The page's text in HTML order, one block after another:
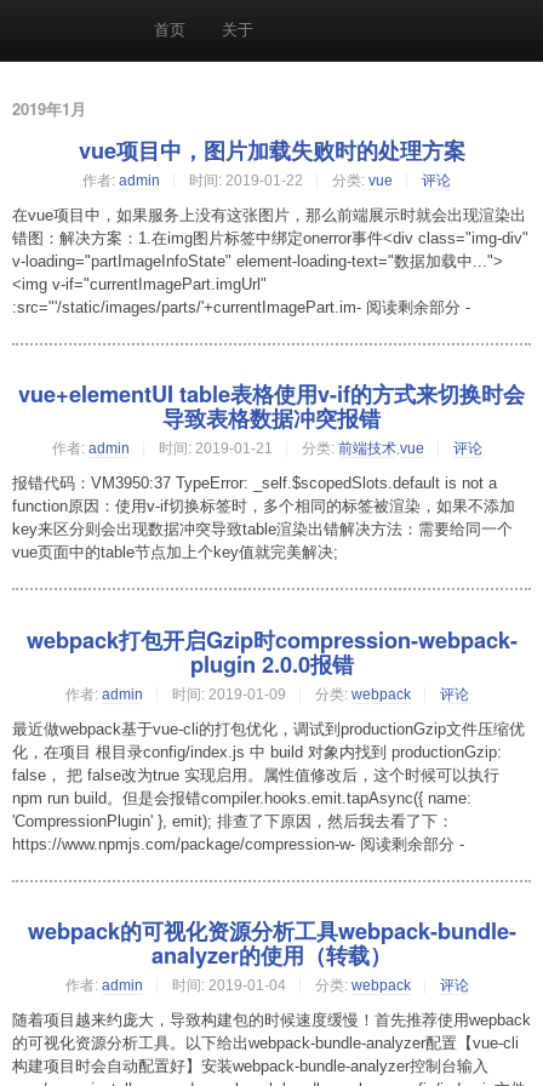
首页 关于
2019年1月
vue项目中，图片加载失败时的处理方案
作者: admin 时间: 2019-01-22 分类: vue 评论
在vue项目中，如果服务上没有这张图片，那么前端展示时就会出现渲染出
错图：解决方案：1.在img图片标签中绑定onerror事件<div class="img-div"
v-loading="partImageInfoState" element-loading-text="数据加载中...">
<img v-if="currentImagePart.imgUrl"
:src="'/static/images/parts/'+currentImagePart.im- 阅读剩余部分 -
vue+elementUI table表格使用v-if的方式来切换时会
导致表格数据冲突报错
作者: admin 时间: 2019-01-21 分类: 前端技术,vue 评论
报错代码：VM3950:37 TypeError: _self.$scopedSlots.default is not a
function原因：使用v-if切换标签时，多个相同的标签被渲染，如果不添加
key来区分则会出现数据冲突导致table渲染出错解决方法：需要给同一个
vue页面中的table节点加上个key值就完美解决;
webpack打包开启Gzip时compression-webpack-
plugin 2.0.0报错
作者: admin 时间: 2019-01-09 分类: webpack 评论
最近做webpack基于vue-cli的打包优化，调试到productionGzip文件压缩优
化，在项目 根目录config/index.js 中 build 对象内找到 productionGzip:
false， 把 false改为true 实现启用。属性值修改后，这个时候可以执行
npm run build。但是会报错compiler.hooks.emit.tapAsync({ name:
'CompressionPlugin' }, emit); 排查了下原因，然后我去看了下：
https://www.npmjs.com/package/compression-w- 阅读剩余部分 -
webpack的可视化资源分析工具webpack-bundle-
analyzer的使用（转载）
作者: admin 时间: 2019-01-04 分类: webpack 评论
随着项目越来约庞大，导致构建包的时候速度缓慢！首先推荐使用wepback
的可视化资源分析工具。以下给出webpack-bundle-analyzer配置【vue-cli
构建项目时会自动配置好】安装webpack-bundle-analyzer控制台输入